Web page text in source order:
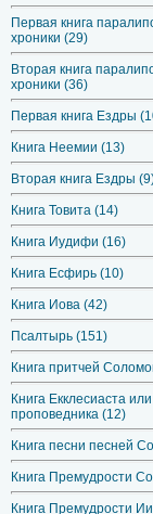
Первая книга
хроники (29)
Вторая книга
хроники (36)
Первая книга Ездры
Книга Неемии (13)
Вторая книга Ездры
Книга Товита (14)
Книга Иудифи (16)
Книга Есфирь (10)
Книга Иова (42)
Псалтырь (151)
Книга притчей
Книга Екклесиаста или
проповедника (12)
Книга песни песней
Книга Премудрости
Книга Премудрости